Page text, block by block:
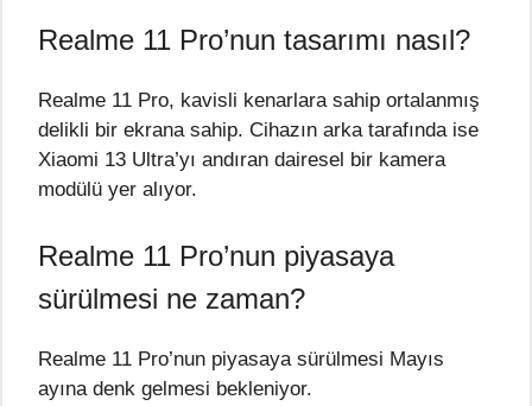
Realme 11 Pro’nun tasarımı nasıl?
Realme 11 Pro, kavisli kenarlara sahip ortalanmış
delikli bir ekrana sahip. Cihazın arka tarafında ise
Xiaomi 13 Ultra’yı andıran dairesel bir kamera
modülü yer alıyor.
Realme 11 Pro’nun piyasaya
sürülmesi ne zaman?
Realme 11 Pro’nun piyasaya sürülmesi Mayıs
ayına denk gelmesi bekleniyor.